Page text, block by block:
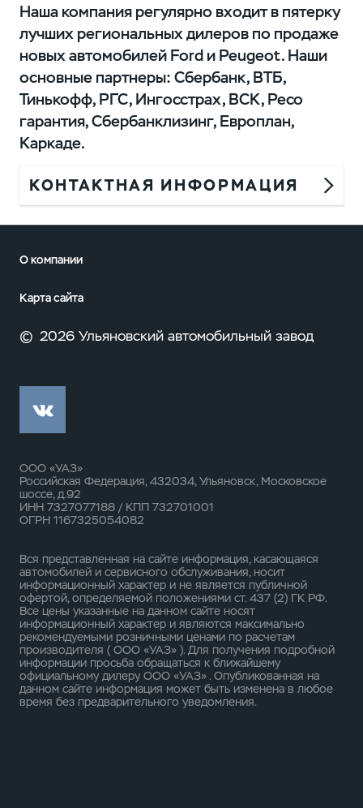
Наша компания регулярно входит в пятерку
лучших региональных дилеров по продаже
новых автомобилей Ford и Peugeot. Наши
основные партнеры: Сбербанк, ВТБ,
Тинькофф, РГС, Ингосстрах, ВСК, Ресо
гарантия, Сбербанклизинг, Европлан,
Каркаде.
КОНТАКТНАЯ ИНФОРМАЦИЯ
О компании
Карта сайта
© 2026 Ульяновский автомобильный завод
ООО «УАЗ»
Российская Федерация, 432034, Ульяновск, Московское
шоссе, д.92
ИНН 7327077188 / КПП 732701001
ОГРН 1167325054082
Вся представленная на сайте информация, касающаяся
автомобилей и сервисного обслуживания, носит
информационный характер и не является публичной
офертой, определяемой положениями ст. 437 (2) ГК РФ.
Все цены указанные на данном сайте носят
информационный характер и являются максимально
рекомендуемыми розничными ценами по расчетам
производителя ( ООО «УАЗ» ). Для получения подробной
информации просьба обращаться к ближайшему
официальному дилеру ООО «УАЗ» . Опубликованная на
данном сайте информация может быть изменена в любое
время без предварительного уведомления.